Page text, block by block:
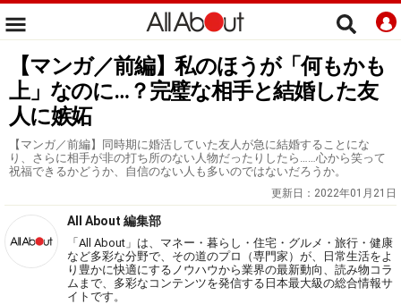
【マンガ／前編】私のほうが「何もかも
上」なのに…？完璧な相手と結婚した友
人に嫉妬
【マンガ／前編】同時期に婚活していた友人が急に結婚することにな
り、さらに相手が非の打ち所のない人物だったりしたら……心から笑って
祝福できるかどうか、自信のない人も多いのではないだろうか。
更新日： 2022年01月21日
All About 編集部
「All About」は、マネー・暮らし・住宅・グルメ・旅行・健康
など多彩な分野で、その道のプロ（専門家）が、日常生活をよ
り豊かに快適にするノウハウから業界の最新動向、読み物コラ
ムまで、多彩なコンテンツを発信する日本最大級の総合情報サ
イトです。